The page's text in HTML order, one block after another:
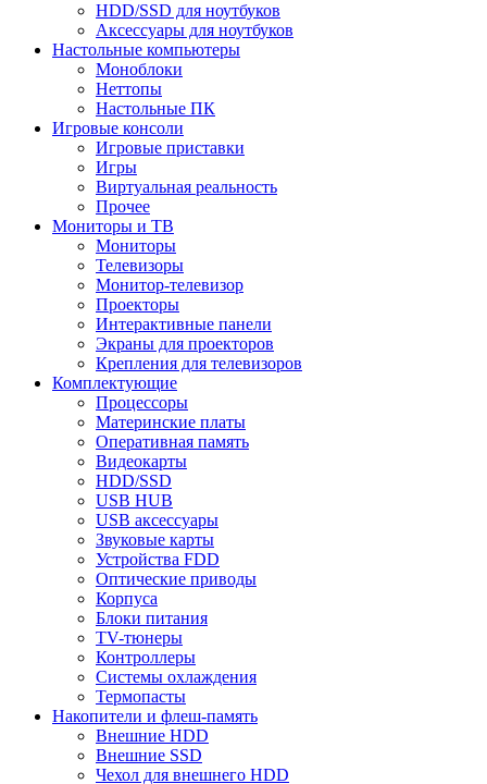
HDD/SSD для ноутбуков
Аксессуары для ноутбуков
Настольные компьютеры
Моноблоки
Неттопы
Настольные ПК
Игровые консоли
Игровые приставки
Игры
Виртуальная реальность
Прочее
Мониторы и ТВ
Мониторы
Телевизоры
Монитор-телевизор
Проекторы
Интерактивные панели
Экраны для проекторов
Крепления для телевизоров
Комплектующие
Процессоры
Материнские платы
Оперативная память
Видеокарты
HDD/SSD
USB HUB
USB аксессуары
Звуковые карты
Устройства FDD
Оптические приводы
Корпуса
Блоки питания
TV-тюнеры
Контроллеры
Системы охлаждения
Термопасты
Накопители и флеш-память
Внешние HDD
Внешние SSD
Чехол для внешнего HDD